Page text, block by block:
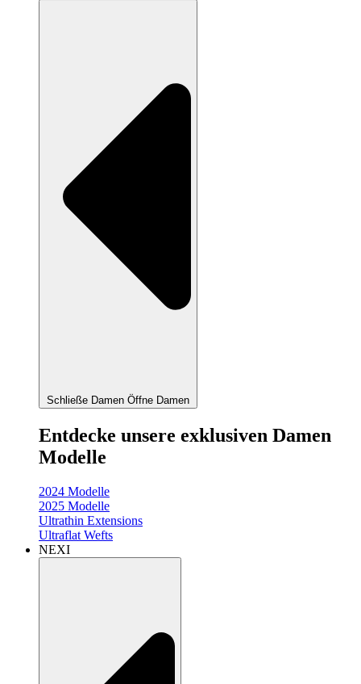
Schließe Damen Öffne Damen
Entdecke unsere exklusiven Damen
Modelle
2024 Modelle
2025 Modelle
Ultrathin Extensions
Ultraflat Wefts
NEXI